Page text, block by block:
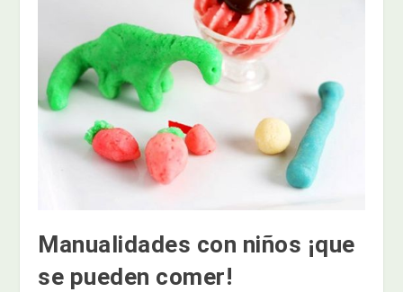
Manualidades con niños ¡que
se pueden comer!